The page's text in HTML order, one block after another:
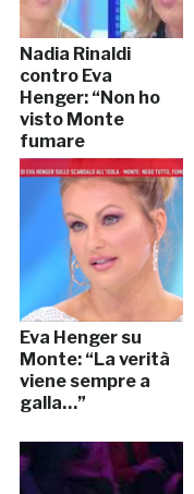
Nadia Rinaldi
contro Eva
Henger: “Non ho
visto Monte
fumare
marijuana”
Eva Henger su
Monte: “La verità
viene sempre a
galla…”